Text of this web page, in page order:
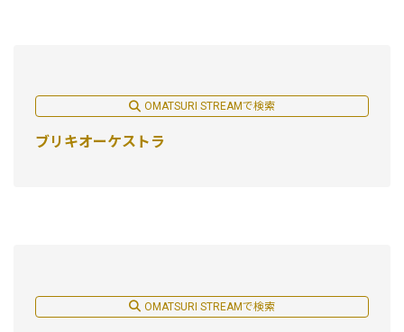
OMATSURI STREAMで検索
ブリキオーケストラ
OMATSURI STREAMで検索